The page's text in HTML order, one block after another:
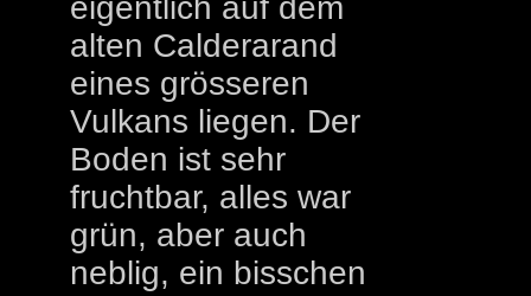
eigentlich auf dem
alten Calderarand
eines grösseren
Vulkans liegen. Der
Boden ist sehr
fruchtbar, alles war
grün, aber auch
neblig, ein bisschen